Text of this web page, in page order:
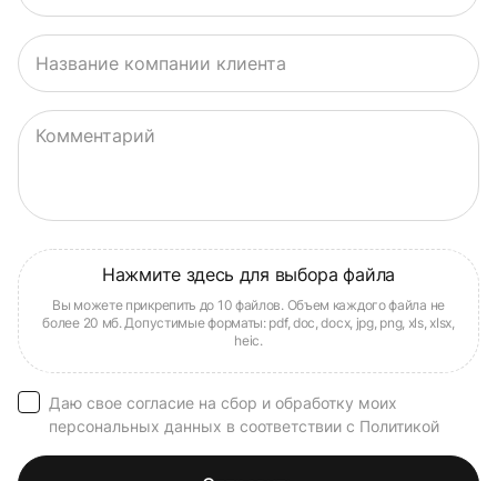
Название компании клиента
Комментарий
Даю свое согласие на сбор и обработку моих
персональных данных в соответствии с Политикой